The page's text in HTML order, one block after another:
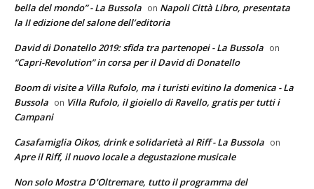
bella del mondo” - La Bussola on Napoli Città Libro, presentata
la II edizione del salone dell’editoria
David di Donatello 2019: sfida tra partenopei - La Bussola on
“Capri-Revolution” in corsa per il David di Donatello
Boom di visite a Villa Rufolo, ma i turisti evitino la domenica - La
Bussola on Villa Rufolo, il gioiello di Ravello, gratis per tutti i
Campani
Casafamiglia Oikos, drink e solidarietà al Riff - La Bussola on
Apre il Riff, il nuovo locale a degustazione musicale
Non solo Mostra D'Oltremare, tutto il programma del